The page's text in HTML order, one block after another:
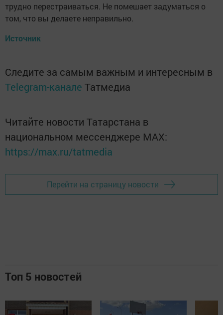
трудно перестраиваться. Не помешает задуматься о
том, что вы делаете неправильно.
Источник
Следите за самым важным и интересным в
Telegram-канале Татмедиа
Читайте новости Татарстана в
национальном мессенджере MАХ:
https://max.ru/tatmedia
Перейти на страницу новости
Топ 5 новостей